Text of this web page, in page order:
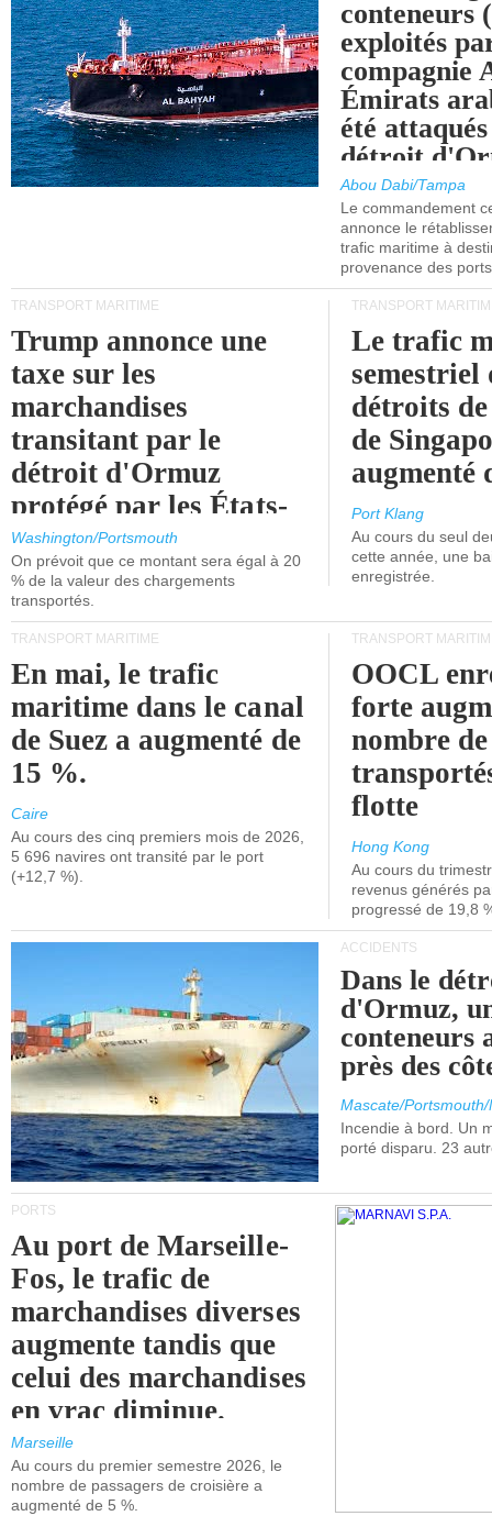
conteneurs
exploités
compagnie
Émirats
été
détroit
Abou Dabi/Tampa
Le commandement
annonce le
trafic maritime à
provenance des
TRANSPORT MARITIME
Trump annonce une
taxe sur les
marchandises
transitant par le
détroit d'Ormuz
protégé par les États-
Unis.
Washington/Portsmouth
On prévoit que ce montant sera égal à 20
% de la valeur des chargements
transportés.
TRANSPORT
Le trafic
semestriel
détroits
de
augmenté
Port Klang
Au cours du seul
cette année, une
enregistrée.
TRANSPORT MARITIME
En mai, le trafic
maritime dans le canal
de Suez a augmenté de
15 %.
Caire
Au cours des cinq premiers mois de 2026,
5 696 navires ont transité par le port
(+12,7 %).
TRANSPORT
OOCL
forte
nombre
flotte
Hong Kong
Au cours du
revenus générés
progressé de 19,8
ACCIDENTS
Dans le
d'Ormuz,
conteneurs
près des
Mascate/
Incendie à bord. Un
porté disparu. 23
PORTS
Au port de Marseille-
Fos, le trafic de
marchandises diverses
augmente tandis que
celui des marchandises
en vrac diminue.
Marseille
Au cours du premier semestre 2026, le
nombre de passagers de croisière a
augmenté de 5 %.